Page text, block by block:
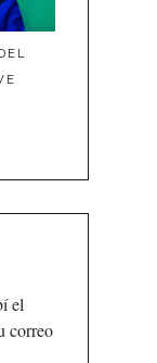
el
correo